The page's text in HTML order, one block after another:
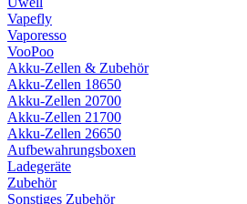
Vapefly
Vaporesso
VooPoo
Akku-Zellen & Zubehör
Akku-Zellen 18650
Akku-Zellen 20700
Akku-Zellen 21700
Akku-Zellen 26650
Aufbewahrungsboxen
Ladegeräte
Zubehör
Sonstiges Zubehör